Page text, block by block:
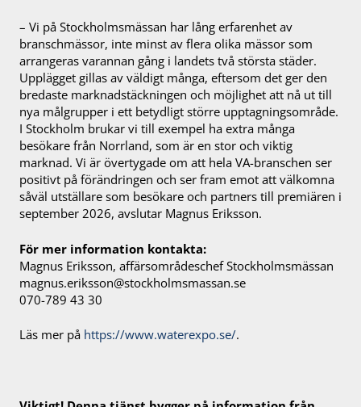
– Vi på Stockholmsmässan har lång erfarenhet av
branschmässor, inte minst av flera olika mässor som
arrangeras varannan gång i landets två största städer.
Upplägget gillas av väldigt många, eftersom det ger den
bredaste marknadstäckningen och möjlighet att nå ut till
nya målgrupper i ett betydligt större upptagningsområde.
I Stockholm brukar vi till exempel ha extra många
besökare från Norrland, som är en stor och viktig
marknad. Vi är övertygade om att hela VA-branschen ser
positivt på förändringen och ser fram emot att välkomna
såväl utställare som besökare och partners till premiären i
september 2026, avslutar Magnus Eriksson.
För mer information kontakta:
Magnus Eriksson, affärsområdeschef Stockholmsmässan
magnus.eriksson@stockholmsmassan.se
070-789 43 30
Läs mer på https://www.waterexpo.se/.